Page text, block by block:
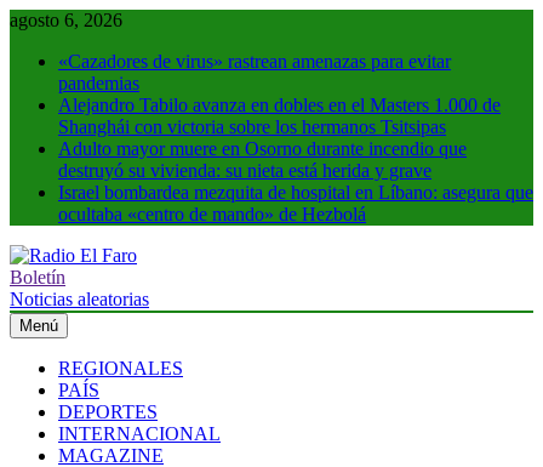
Saltar
contenido
agosto 6, 2026
«Cazadores de virus» rastrean amenazas para evitar
pandemias
Alejandro Tabilo avanza en dobles en el Masters 1.000 de
Shanghái con victoria sobre los hermanos Tsitsipas
Adulto mayor muere en Osorno durante incendio que
destruyó su vivienda: su nieta está herida y grave
Israel bombardea mezquita de hospital en Líbano: asegura que
ocultaba «centro de mando» de Hezbolá
Radio El Faro
Noticias y más
Boletín
Noticias aleatorias
Menú
REGIONALES
PAÍS
DEPORTES
INTERNACIONAL
MAGAZINE